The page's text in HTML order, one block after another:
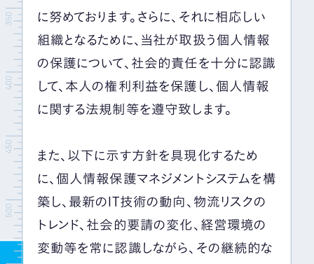
お問い合わせ
に努めております。さらに、それに相応しい
組織となるために、当社が取扱う個人情報
の保護について、社会的責任を十分に認識
して、本人の権利利益を保護し、個人情報
に関する法規制等を遵守致します。
また、以下に示す方針を具現化するため
に、個人情報保護マネジメントシステムを構
築し、最新のIT技術の動向、物流リスクの
トレンド、社会的要請の変化、経営環境の
変動等を常に認識しながら、その継続的な